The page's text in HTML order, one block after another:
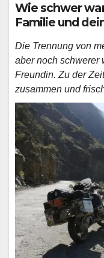
Wie schwer
Familie und
Die Trennung von
aber noch schwerer
Freundin. Zu der
zusammen und